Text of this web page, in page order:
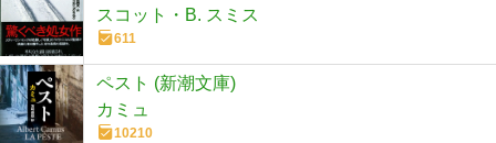
スコット・B. スミス
611
ペスト (新潮文庫)
カミュ
10210